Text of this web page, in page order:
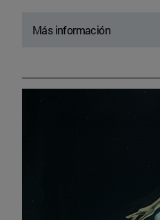
Más información